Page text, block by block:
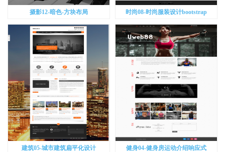
摄影12-暗色-方块布局 时尚08-时尚服装设计bootstrap
建筑05-城市建筑扁平化设计 健身04-健身房运动介绍响应式